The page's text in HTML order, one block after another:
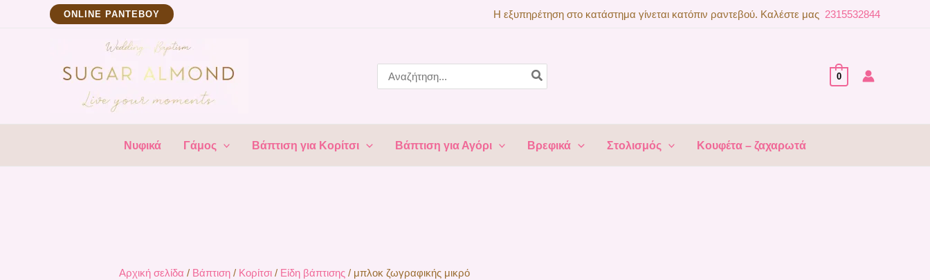
ΟNLINE ΡΑΝΤΕΒΟΥ Η εξυπηρέτηση στο κατάστημα γίνεται κατόπιν ραντεβού. Καλέστε μας 2315532844
for:
0
Νυφικά Γάμος Βάπτιση για Κορίτσι Βάπτιση για Αγόρι Βρεφικά Στολισμός Κουφέτα – ζαχαρωτά
Αρχική σελίδα / Βάπτιση / Κορίτσι / Eίδη βάπτισης / μπλοκ ζωγραφικής μικρό